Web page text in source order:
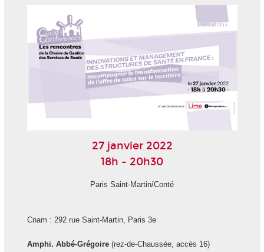
27 janvier 2022
18h - 20h30
Paris Saint-Martin/Conté
Cnam : 292 rue Saint-Martin, Paris 3e
Amphi. Abbé-Grégoire(rez-de-Chaussée, accès 16)